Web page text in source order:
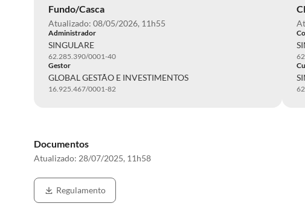
Fundo/Casca
Atualizado: 08/05/2026, 11h55
Administrador
SINGULARE
62.285.390/0001-40
Gestor
GLOBAL GESTÃO E INVESTIMENTOS
16.925.467/0001-82
Documentos
Atualizado: 28/07/2025, 11h58
Regulamento